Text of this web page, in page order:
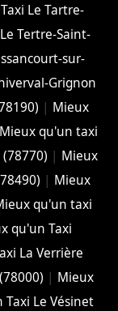
Le Tartre-
Tertre-Saint-
sur-
Grignon
| Mieux
Mieux qu'un taxi
| Mieux
| Mieux
qu'un taxi
qu'un Taxi
La Verrière
| Mieux
Le Vésinet